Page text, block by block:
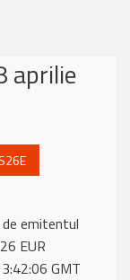
aprilie
emitentul
EUR
GMT